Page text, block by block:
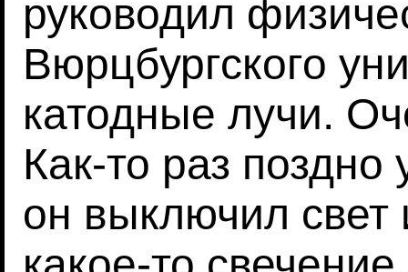
руководил
Вюрцбургского
катодные лучи.
Как-то раз
он выключил свет